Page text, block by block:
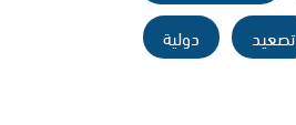
تصعيد
دولية